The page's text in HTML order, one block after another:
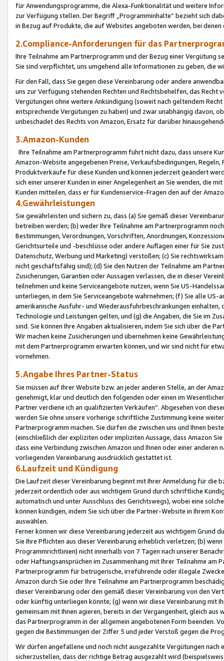
für Anwendungsprogramme, die Alexa-Funktionalität und weitere
zur Verfügung stellen. Der Begriff „Programminhalte“ bezieht sich
in Bezug auf Produkte, die auf Websites angeboten werden, bei
2.Compliance-Anforderungen für das
Ihre Teilnahme am Partnerprogramm und der Bezug einer Vergütung
Sie sind verpflichtet, uns umgehend alle Informationen zu geben, die
Für den Fall, dass Sie gegen diese Vereinbarung oder andere
uns zur Verfügung stehenden Rechten und Rechtsbehelfen, das
Vergütungen ohne weitere Ankündigung (soweit nach geltendem
entsprechende Vergütungen zu haben) und zwar unabhängig davon,
unbeschadet des Rechts von Amazon, Ersatz für darüber
3.Amazon-Kunden
Ihre Teilnahme am Partnerprogramm führt nicht dazu, dass unsere
Amazon-Website angegebenen Preise, Verkaufsbedingungen,
Produktverkäufe für diese Kunden und können jederzeit geändert
sich einer unserer Kunden in einer Angelegenheit an Sie wenden, die
Kunden mitteilen, dass er für Kundenservice-Fragen den auf der
4.Gewährleistungen
Sie gewährleisten und sichern zu, dass (a) Sie gemäß dieser
betreiben werden; (b) weder Ihre Teilnahme am Partnerprogramm
Bestimmungen, Verordnungen, Vorschriften, Anordnungen,
Gerichtsurteile und -beschlüsse oder andere Auflagen einer für Sie
Datenschutz, Werbung und Marketing) verstoßen; (c) Sie
nicht geschäftsfähig sind); (d) Sie den Nutzen der Teilnahme am
Zusicherungen, Garantien oder Aussagen verlassen, die in dieser
teilnehmen und keine Serviceangebote nutzen, wenn Sie US-
unterliegen, in dem Sie Serviceangebote wahrnehmen; (f) Sie alle
amerikanische Ausfuhr- und Wiederausfuhrbeschränkungen
Technologie und Leistungen gelten, und (g) die Angaben, die Sie im
sind. Sie können Ihre Angaben aktualisieren, indem Sie sich über die
Wir machen keine Zusicherungen und übernehmen keine
mit dem Partnerprogramm erwarten können, und wir sind nicht für
vornehmen.
5.Angabe Ihres Partner-Status
Sie müssen auf Ihrer Website bzw. an jeder anderen Stelle, an der
genehmigt, klar und deutlich den folgenden oder einen im
Partner verdiene ich an qualifizierten Verkäufen“. Abgesehen von
werden Sie ohne unsere vorherige schriftliche Zustimmung keine
Partnerprogramm machen. Sie dürfen die zwischen uns und Ihnen
(einschließlich der expliziten oder impliziten Aussage, dass Amazon
dass eine Verbindung zwischen Amazon und Ihnen oder einer
vorliegenden Vereinbarung ausdrücklich gestattet ist.
6.Laufzeit und Kündigung
Die Laufzeit dieser Vereinbarung beginnt mit Ihrer Anmeldung für die
jederzeit ordentlich oder aus wichtigem Grund durch schriftliche
automatisch und unter Ausschluss des Gerichtswegs), wobei eine
können kündigen, indem Sie sich über die Partner-Website in Ihrem
auswählen.
Ferner können wir diese Vereinbarung jederzeit aus wichtigem Grund
Sie Ihre Pflichten aus dieser Vereinbarung erheblich verletzen; (b)
Programmrichtlinien) nicht innerhalb von 7 Tagen nach unserer
oder Haftungsansprüchen im Zusammenhang mit Ihrer Teilnahme am
Partnerprogramm für betrügerische, irreführende oder illegale
Amazon durch Sie oder Ihre Teilnahme am Partnerprogramm
dieser Vereinbarung oder den gemäß dieser Vereinbarung von den
oder künftig unterliegen könnte; (g) wenn wir diese Vereinbarung mit
gemeinsam mit Ihnen agieren, bereits in der Vergangenheit, gleich
das Partnerprogramm in der allgemein angebotenen Form beenden.
gegen die Bestimmungen der Ziffer 5 und jeder Verstoß gegen die
Wir dürfen angefallene und noch nicht ausgezahlte Vergütungen
sicherzustellen, dass der richtige Betrag ausgezahlt wird